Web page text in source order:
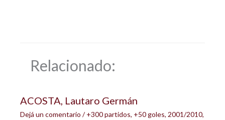
Relacionado:
ACOSTA, Lautaro Germán
Dejá un comentario /+300 partidos, +50 goles, 2001/2010,